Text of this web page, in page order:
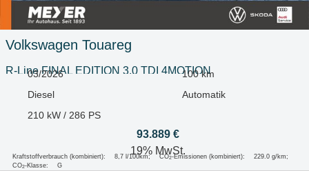
Volkswagen Touareg
R-Line FINAL EDITION 3.0 TDI 4MOTION
03/2026
100 km
Diesel
Automatik
210 kW / 286 PS
93.889 €
19% MwSt.
Kraftstoffverbrauch (kombiniert): 8,7 l/100km; CO2-Emissionen (kombiniert): 229.0 g/km;
CO2-Klasse: G